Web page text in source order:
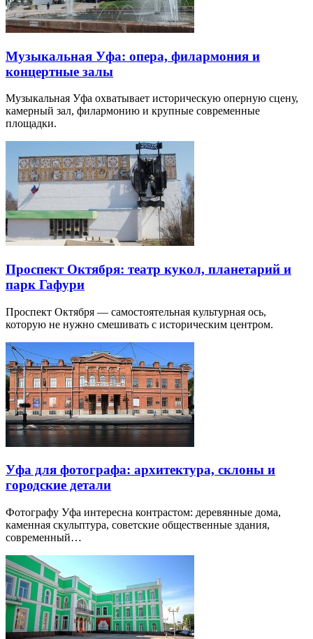
Музыкальная Уфа: опера, филармония и
концертные залы
Музыкальная Уфа охватывает историческую оперную сцену,
камерный зал, филармонию и крупные современные
площадки.
Проспект Октября: театр кукол, планетарий и
парк Гафури
Проспект Октября — самостоятельная культурная ось,
которую не нужно смешивать с историческим центром.
Уфа для фотографа: архитектура, склоны и
городские детали
Фотографу Уфа интересна контрастом: деревянные дома,
каменная скульптура, советские общественные здания,
современный…